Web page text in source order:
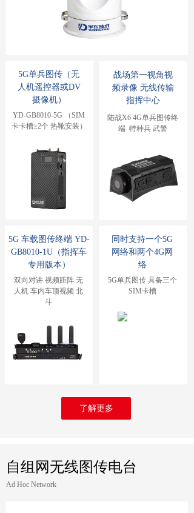
同时支持一个5G
网络和两个4G网
络
5G单兵图传 具备三个
SIM卡槽
5G 车载图传终端 YD-
GB8010-1U（指挥车
专用版本）
双向对讲 视频距阵 无
人机 车内车顶视频 北
斗
了解更多
5G单兵图传（无
人机遥控器或DV
摄像机）
YD-GB8010-5G （SIM
卡卡槽≥2个 热靴安装）
陆战X6 4G单兵图传终
端  特种兵 武警
战场第一视角视
频录像 无线传输
指挥中心
自组网无线图传电台
Ad Hoc Network